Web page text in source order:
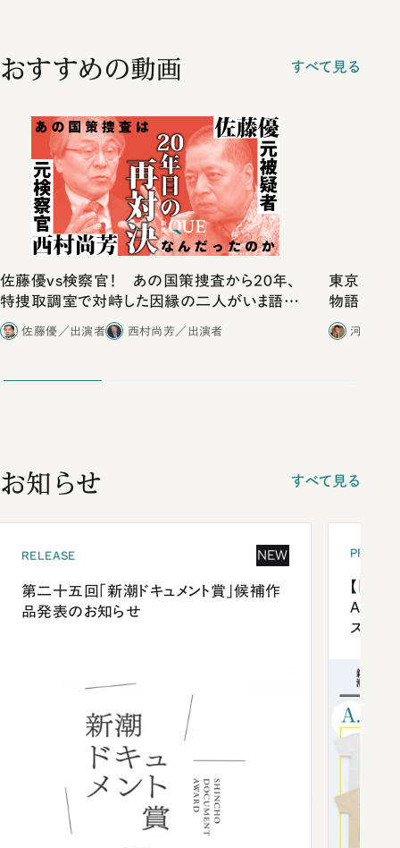
おすすめの動画 すべて見る
佐藤優vs検察官！ あの国策捜査から20年、
特捜取調室で対峙した因縁の二人がいま語り
合ったこと
佐藤優／出演者 西村尚芳／出演者
東京は都
物語」に
河野有
お知らせ すべて見る
RELEASE NEW
第二十五回「新潮ドキュメント賞」候補作
品発表のお知らせ
【「新
ズプレ